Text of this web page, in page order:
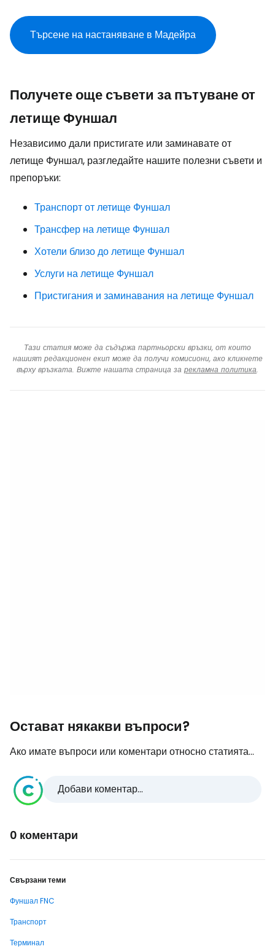
Търсене на настаняване в Мадейра
Получете още съвети за пътуване от
летище Фуншал
Независимо дали пристигате или заминавате от
летище Фуншал, разгледайте нашите полезни съвети и
препоръки:
Транспорт от летище Фуншал
Трансфер на летище Фуншал
Хотели близо до летище Фуншал
Услуги на летище Фуншал
Пристигания и заминавания на летище Фуншал
Тази статия може да съдържа партньорски връзки, от които
нашият редакционен екип може да получи комисиони, ако кликнете
върху връзката. Вижте нашата страница за рекламна политика.
Остават някакви въпроси?
Ако имате въпроси или коментари относно статията...
Добави коментар...
0 коментари
Свързани теми
Фуншал FNC
Транспорт
Терминал